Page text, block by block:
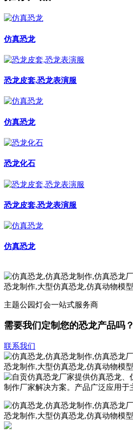
仿真恐龙
恐龙皮套,恐龙表演服
仿真恐龙
恐龙化石
恐龙皮套,恐龙表演服
仿真恐龙
主题公园灯会一站式服务商
需要我们定制您的恐龙产品吗？
联系我们